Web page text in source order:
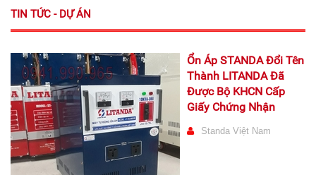
TIN TỨC - DỰ ÁN
Ổn Áp STANDA Đổi Tên
Thành LITANDA Đã
Được Bộ KHCN Cấp
Giấy Chứng Nhận
Standa Việt Nam